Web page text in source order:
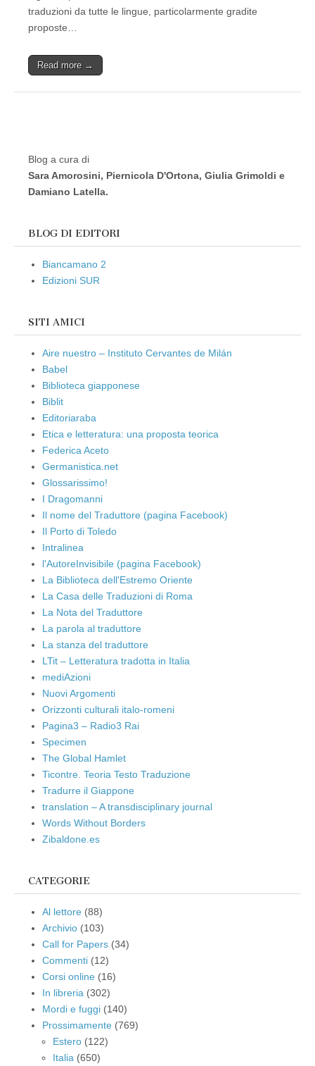
traduzioni da tutte le lingue, particolarmente gradite
proposte…
Read more →
Blog a cura di
Sara Amorosini, Piernicola D'Ortona, Giulia Grimoldi e
Damiano Latella.
BLOG DI EDITORI
Biancamano 2
Edizioni SUR
SITI AMICI
Aire nuestro – Instituto Cervantes de Milán
Babel
Biblioteca giapponese
Biblit
Editoriaraba
Etica e letteratura: una proposta teorica
Federica Aceto
Germanistica.net
Glossarissimo!
I Dragomanni
Il nome del Traduttore (pagina Facebook)
Il Porto di Toledo
Intralinea
l'AutoreInvisibile (pagina Facebook)
La Biblioteca dell'Estremo Oriente
La Casa delle Traduzioni di Roma
La Nota del Traduttore
La parola al traduttore
La stanza del traduttore
LTit – Letteratura tradotta in Italia
mediAzioni
Nuovi Argomenti
Orizzonti culturali italo-romeni
Pagina3 – Radio3 Rai
Specimen
The Global Hamlet
Ticontre. Teoria Testo Traduzione
Tradurre il Giappone
translation – A transdisciplinary journal
Words Without Borders
Zibaldone.es
CATEGORIE
Al lettore (88)
Archivio (103)
Call for Papers (34)
Commenti (12)
Corsi online (16)
In libreria (302)
Mordi e fuggi (140)
Prossimamente (769)
Estero (122)
Italia (650)